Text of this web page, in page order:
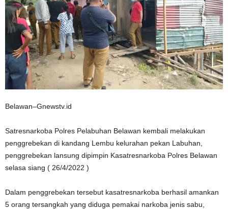
Belawan–Gnewstv.id
Satresnarkoba Polres Pelabuhan Belawan kembali melakukan
penggrebekan di kandang Lembu kelurahan pekan Labuhan,
penggrebekan lansung dipimpin Kasatresnarkoba Polres Belawan
selasa siang ( 26/4/2022 )
Dalam penggrebekan tersebut kasatresnarkoba berhasil amankan
5 orang tersangkah yang diduga pemakai narkoba jenis sabu,